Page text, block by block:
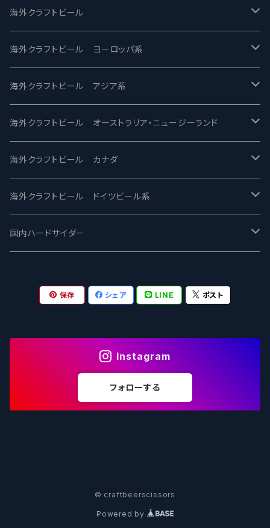
UCHU BREWING -うちゅうブルーイング
バテレ -VERTERE
2nd Story Ale Works -セカンドストーリー
ビアへるん - Beer Hearn
忽布古丹醸造 - HOP KOTAN
ワイマーケットブルーイング Y.Market Brewing
志賀高原ビール - SIGAKOGEN
箕面ビール - MINOH BEER
サンクトガーレン - Sankt Gallen
ウェストコーストブルーイング -WCB
Tokyo AleWorks -トウキョウエールワークス
海外クラフトビール
Modern Times モダンタイムズ
Maui マウイ
Toppling Goliath トップリンゴライアス
Fair State フェアステイト
Lagunitas ラグニタス
FirestoneWalker ファイアストーン
Mikkeller ミッケラー
Hop Nation ホップネーション
Brewski ブリュースキー
SierraNevada -シエラネバダ
海外クラフトビール ヨーロッパ系
UnBarred -アンバード
SAIREN /サイレン
ワイルドチャイルド - Wilde Child
BrewDog Brewery - ブリュードッグ
The Flying Inn / ザ フライイング イン
Lambiek Fabriek - ファブリーク
Marble / マーブル
Buxton - バクストン
海外クラフトビール アジア系
gweilo-鬼佬 グウァイロ
Heart Of Darkness - ハートオブダークネス
Carbon brews -カーボン
TAIHU - タイフー
Behemoth - ベヒーモス
海外クラフトビール オーストラリア・ニュージーランド
ROCKY RIDGE - ロッキーリッジ
BODRIGGY BREWING ボッドリッジー
CO-CONSPIRATORS コ・コンスピレーターズ
Deep Creek Brewing Co.
8 Wired エイトワイアード
Isthmus イスムス
Mountain Culture マウンテンカルチャー
海外クラフトビール カナダ
Jackie O's ジャッキーオーズ
Westbrook ウェストブルック
Strathcona ストラスコナ
ODIN BREWING オディン
Electric Bicycle エレクトリックバイシクル
33 Brewing Experiment
海外クラフトビール ドイツビール系
Karmeliten カーメリテン
Früh フリュー
Plank プランク
Tucher トゥーハー
国内ハードサイダー
保存 シェア LINE ポスト
Instagram
フォローする
© craftbeerscissors
Powered by